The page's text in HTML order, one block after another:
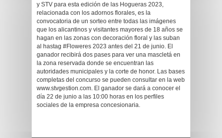
y STV para esta edición de las Hogueras 2023,
relacionada con los adornos florales, es la
convocatoria de un sorteo entre todas las imágenes
que los alicantinos y visitantes mayores de 18 años se
hagan en las zonas con decoración floral y las suban
al hastag #Floweres 2023 antes del 21 de junio. El
ganador recibirá dos pases para ver una mascletá en
la zona reservada donde se encuentran las
autoridades municipales y la corte de honor. Las bases
completas del concurso se pueden consultar en la web
www.stvgestion.com. El ganador se dará a conocer el
día 22 de junio a las 10:00 horas en los perfiles
sociales de la empresa concesionaria.